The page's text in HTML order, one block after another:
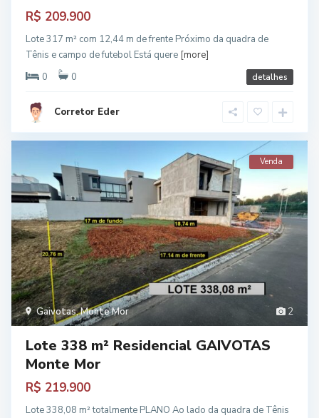
R$ 209.900
Lote 317 m² com 12,44 m de frente Próximo da quadra de
Tênis e campo de futebol Está quere [more]
0
0 detalhes
Corretor Eder
2
Gaivotas,Monte Mor
Venda
Lote 338 m² Residencial GAIVOTAS
Monte Mor
R$ 219.900
Lote 338,08 m² totalmente PLANO Ao lado da quadra de Tênis